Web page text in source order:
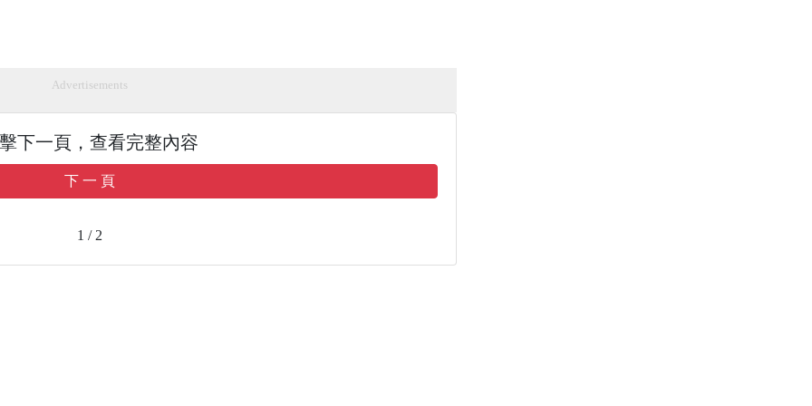
Advertisements
下一頁，查看完整內容
下 一 頁
1 / 2